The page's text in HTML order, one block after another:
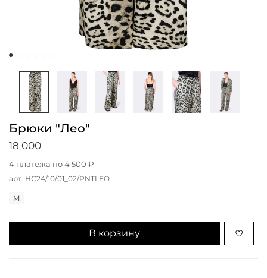
арт. НС24/10/01_02/PNTLEO
Брюки "Лео"
18 000
4 платежа по 4 500 ₽
M
В корзину